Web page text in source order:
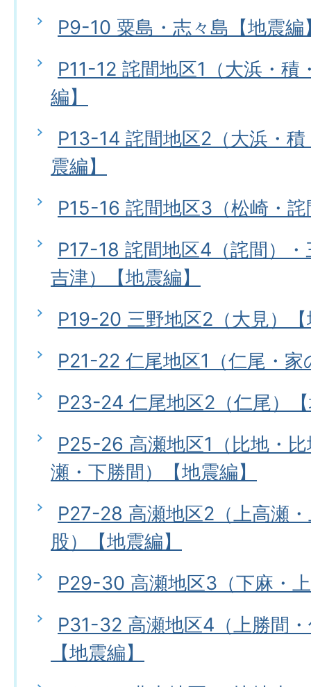
P9-10 粟島・志々島【地震編
P11-12 詫間地区1（大浜・積
編】
P13-14 詫間地区2（大浜・
震編】
P15-16 詫間地区3（松崎・
P17-18 詫間地区4（詫間）
吉津）【地震編】
P19-20 三野地区2（大見）
P21-22 仁尾地区1（仁尾・
P23-24 仁尾地区2（仁尾）
P25-26 高瀬地区1（比地・
瀬・下勝間）【地震編】
P27-28 高瀬地区2（上高瀬
股）【地震編】
P29-30 高瀬地区3（下麻・
P31-32 高瀬地区4（上勝間
【地震編】